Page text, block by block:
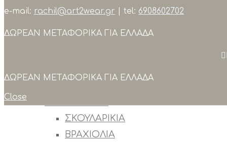
Search
ΣΥΛΛΟΓΕΣ
ΣΚΟΥΛΑΡΙΚΙΑ
ΒΡΑΧΙΟΛΙΑ
e-mail: rachil@art2wear.gr | tel: 6908602702
ΔΩΡΕΑΝ ΜΕΤΑΦΟΡΙΚΑ ΓΙΑ ΕΛΛΑΔΑ
ΔΩΡΕΑΝ ΜΕΤΑΦΟΡΙΚΑ ΓΙΑ ΕΛΛΑΔΑ
Close